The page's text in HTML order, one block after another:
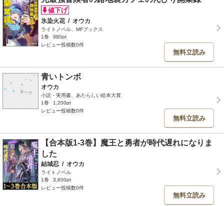
氷染火花 / オウカ
ライトノベル、MFブックス
1巻
980pt
レビュー投稿数0件
無料立読み
青いトンボ
オウカ
小説・実用書、あたらしい絵本大賞
1巻
1,200pt
レビュー投稿数0件
無料立読み
【合本版1-3巻】魔王と勇者が時代遅れになりま
した
結城忍 / オウカ
ライトノベル
1巻
3,600pt
レビュー投稿数0件
無料立読み